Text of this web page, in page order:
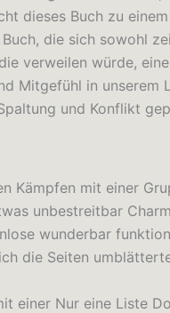
dieses Buch zu einem
die sich sowohl
verweilen würde,
Mitgefühl in unserem
und Konflikt
Kämpfen mit einer
unbestreitbar
wunderbar
die Seiten
einer Nur eine Liste